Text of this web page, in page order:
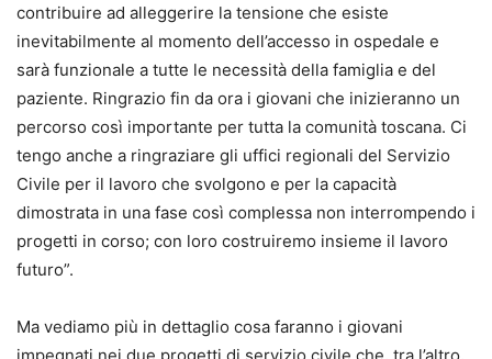
contribuire ad alleggerire la tensione che esiste
inevitabilmente al momento dell’accesso in ospedale e
sarà funzionale a tutte le necessità della famiglia e del
paziente. Ringrazio fin da ora i giovani che inizieranno un
percorso così importante per tutta la comunità toscana. Ci
tengo anche a ringraziare gli uffici regionali del Servizio
Civile per il lavoro che svolgono e per la capacità
dimostrata in una fase così complessa non interrompendo i
progetti in corso; con loro costruiremo insieme il lavoro
futuro”.
Ma vediamo più in dettaglio cosa faranno i giovani
impegnati nei due progetti di servizio civile che, tra l’altro,